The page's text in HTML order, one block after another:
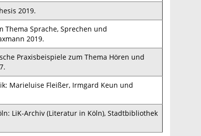
2019.
Sprache, Sprechen und
2019.
Praxisbeispiele zum Thema Hören und
Marieluise Fleißer, Irmgard Keun und
LiK-Archiv (Literatur in Köln), Stadtbibliothek